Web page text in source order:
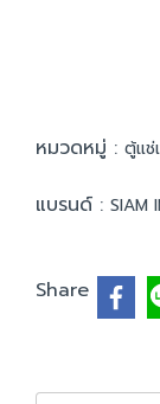
หมวดหมู่ : ตู้แช่
แบรนด์ : SIAM
Share